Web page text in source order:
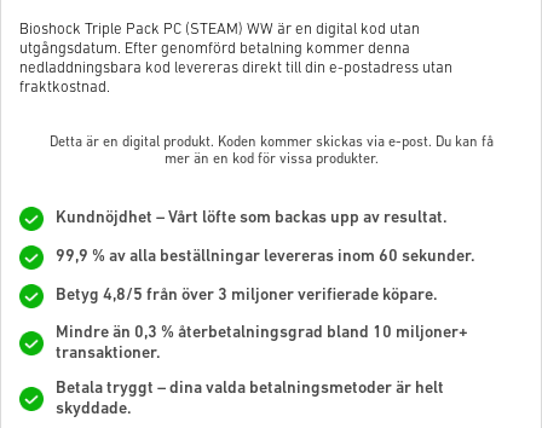
Bioshock Triple Pack PC (STEAM) WW är en digital kod utan
utgångsdatum. Efter genomförd betalning kommer denna
nedladdningsbara kod levereras direkt till din e-postadress utan
fraktkostnad.
Detta är en digital produkt. Koden kommer skickas via e-post. Du kan få
mer än en kod för vissa produkter.
Kundnöjdhet – Vårt löfte som backas upp av resultat.
99,9 % av alla beställningar levereras inom 60 sekunder.
Betyg 4,8/5 från över 3 miljoner verifierade köpare.
Mindre än 0,3 % återbetalningsgrad bland 10 miljoner+
transaktioner.
Betala tryggt – dina valda betalningsmetoder är helt
skyddade.